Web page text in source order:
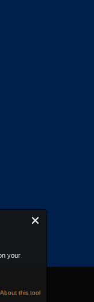
your
About this tool